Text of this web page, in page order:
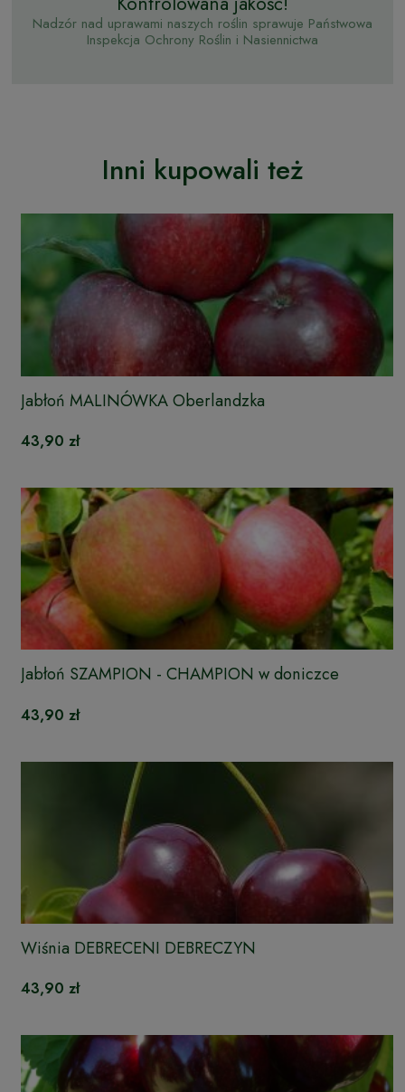
Nadzór nad uprawami naszych roślin sprawuje Państwowa
Inspekcja Ochrony Roślin i Nasiennictwa
Inni kupowali też
Jabłoń MALINÓWKA Oberlandzka
43,90 zł
Jabłoń SZAMPION - CHAMPION w doniczce
43,90 zł
Wiśnia DEBRECENI DEBRECZYN
43,90 zł